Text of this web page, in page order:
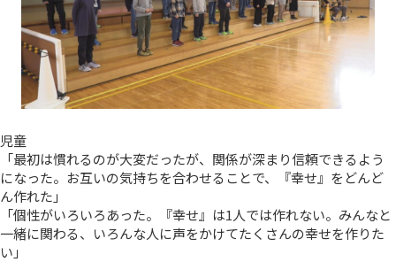
児童
「最初は慣れるのが大変だったが、関係が深まり信頼できるよう
になった。お互いの気持ちを合わせることで、『幸せ』をどんど
ん作れた」
「個性がいろいろあった。『幸せ』は1人では作れない。みんなと
一緒に関わる、いろんな人に声をかけてたくさんの幸せを作りた
い」